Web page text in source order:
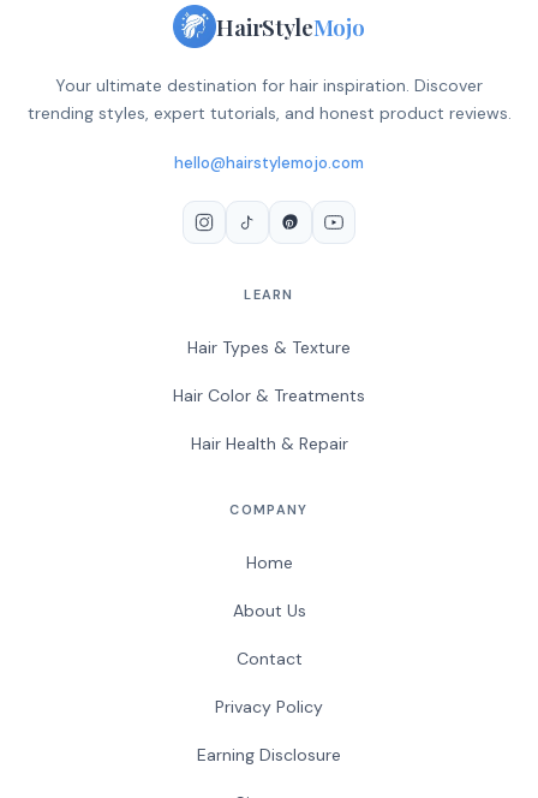
HairStyleMojo
Your ultimate destination for hair inspiration. Discover
trending styles, expert tutorials, and honest product reviews.
hello@hairstylemojo.com
LEARN
Hair Types & Texture
Hair Color & Treatments
Hair Health & Repair
COMPANY
Home
About Us
Contact
Privacy Policy
Earning Disclosure